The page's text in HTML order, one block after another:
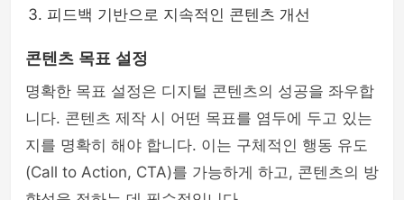
피드백 기반으로 지속적인 콘텐츠 개선
콘텐츠 목표 설정
명확한 목표 설정은 디지털 콘텐츠의 성공을 좌우합
니다. 콘텐츠 제작 시 어떤 목표를 염두에 두고 있는
지를 명확히 해야 합니다. 이는 구체적인 행동 유도
(Call to Action, CTA)를 가능하게 하고, 콘텐츠의 방